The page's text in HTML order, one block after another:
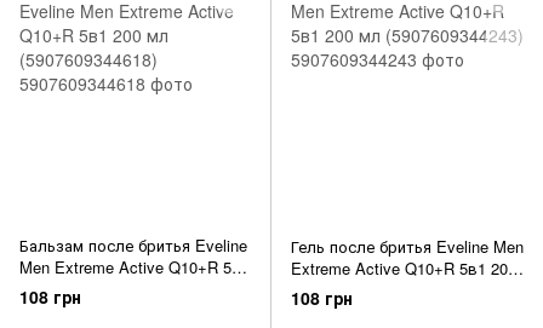
Бальзам после бритья Eveline
Men Extreme Active Q10+R 5в1
200 мл (5907609344618)
108 грн
Гель после бритья Eveline Men
Extreme Active Q10+R 5в1 200
мл (5907609344243)
108 грн